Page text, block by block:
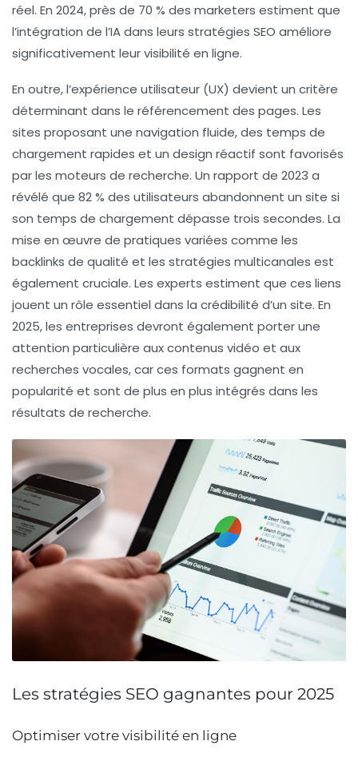
réel. En 2024, près de 70 % des marketers estiment que
l’intégration de l’IAdans leurs stratégies SEO améliore
significativement leurvisibilité en ligne.
En outre, l’expérience utilisateur (UX) devient un critère
déterminant dans le référencement des pages. Les
sites proposant une navigation fluide, des temps de
chargement rapides et un design réactif sont favorisés
par les moteurs de recherche. Un rapport de 2023 a
révélé que 82 % des utilisateurs abandonnent un site si
son temps de chargement dépasse trois secondes. La
mise en œuvre de pratiques variées comme les
backlinks de qualité et les stratégies multicanales est
également cruciale. Les experts estiment que ces liens
jouent un rôle essentiel dans la crédibilité d’un site. En
2025, les entreprises devront également porter une
attention particulière aux contenus vidéo et aux
recherches vocales, car ces formats gagnent en
popularité et sont de plus en plus intégrés dans les
résultats de recherche.
Les stratégies SEO gagnantes pour 2025
Optimiser votre visibilité en ligne